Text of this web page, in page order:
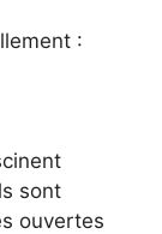
:
sont
ouvertes